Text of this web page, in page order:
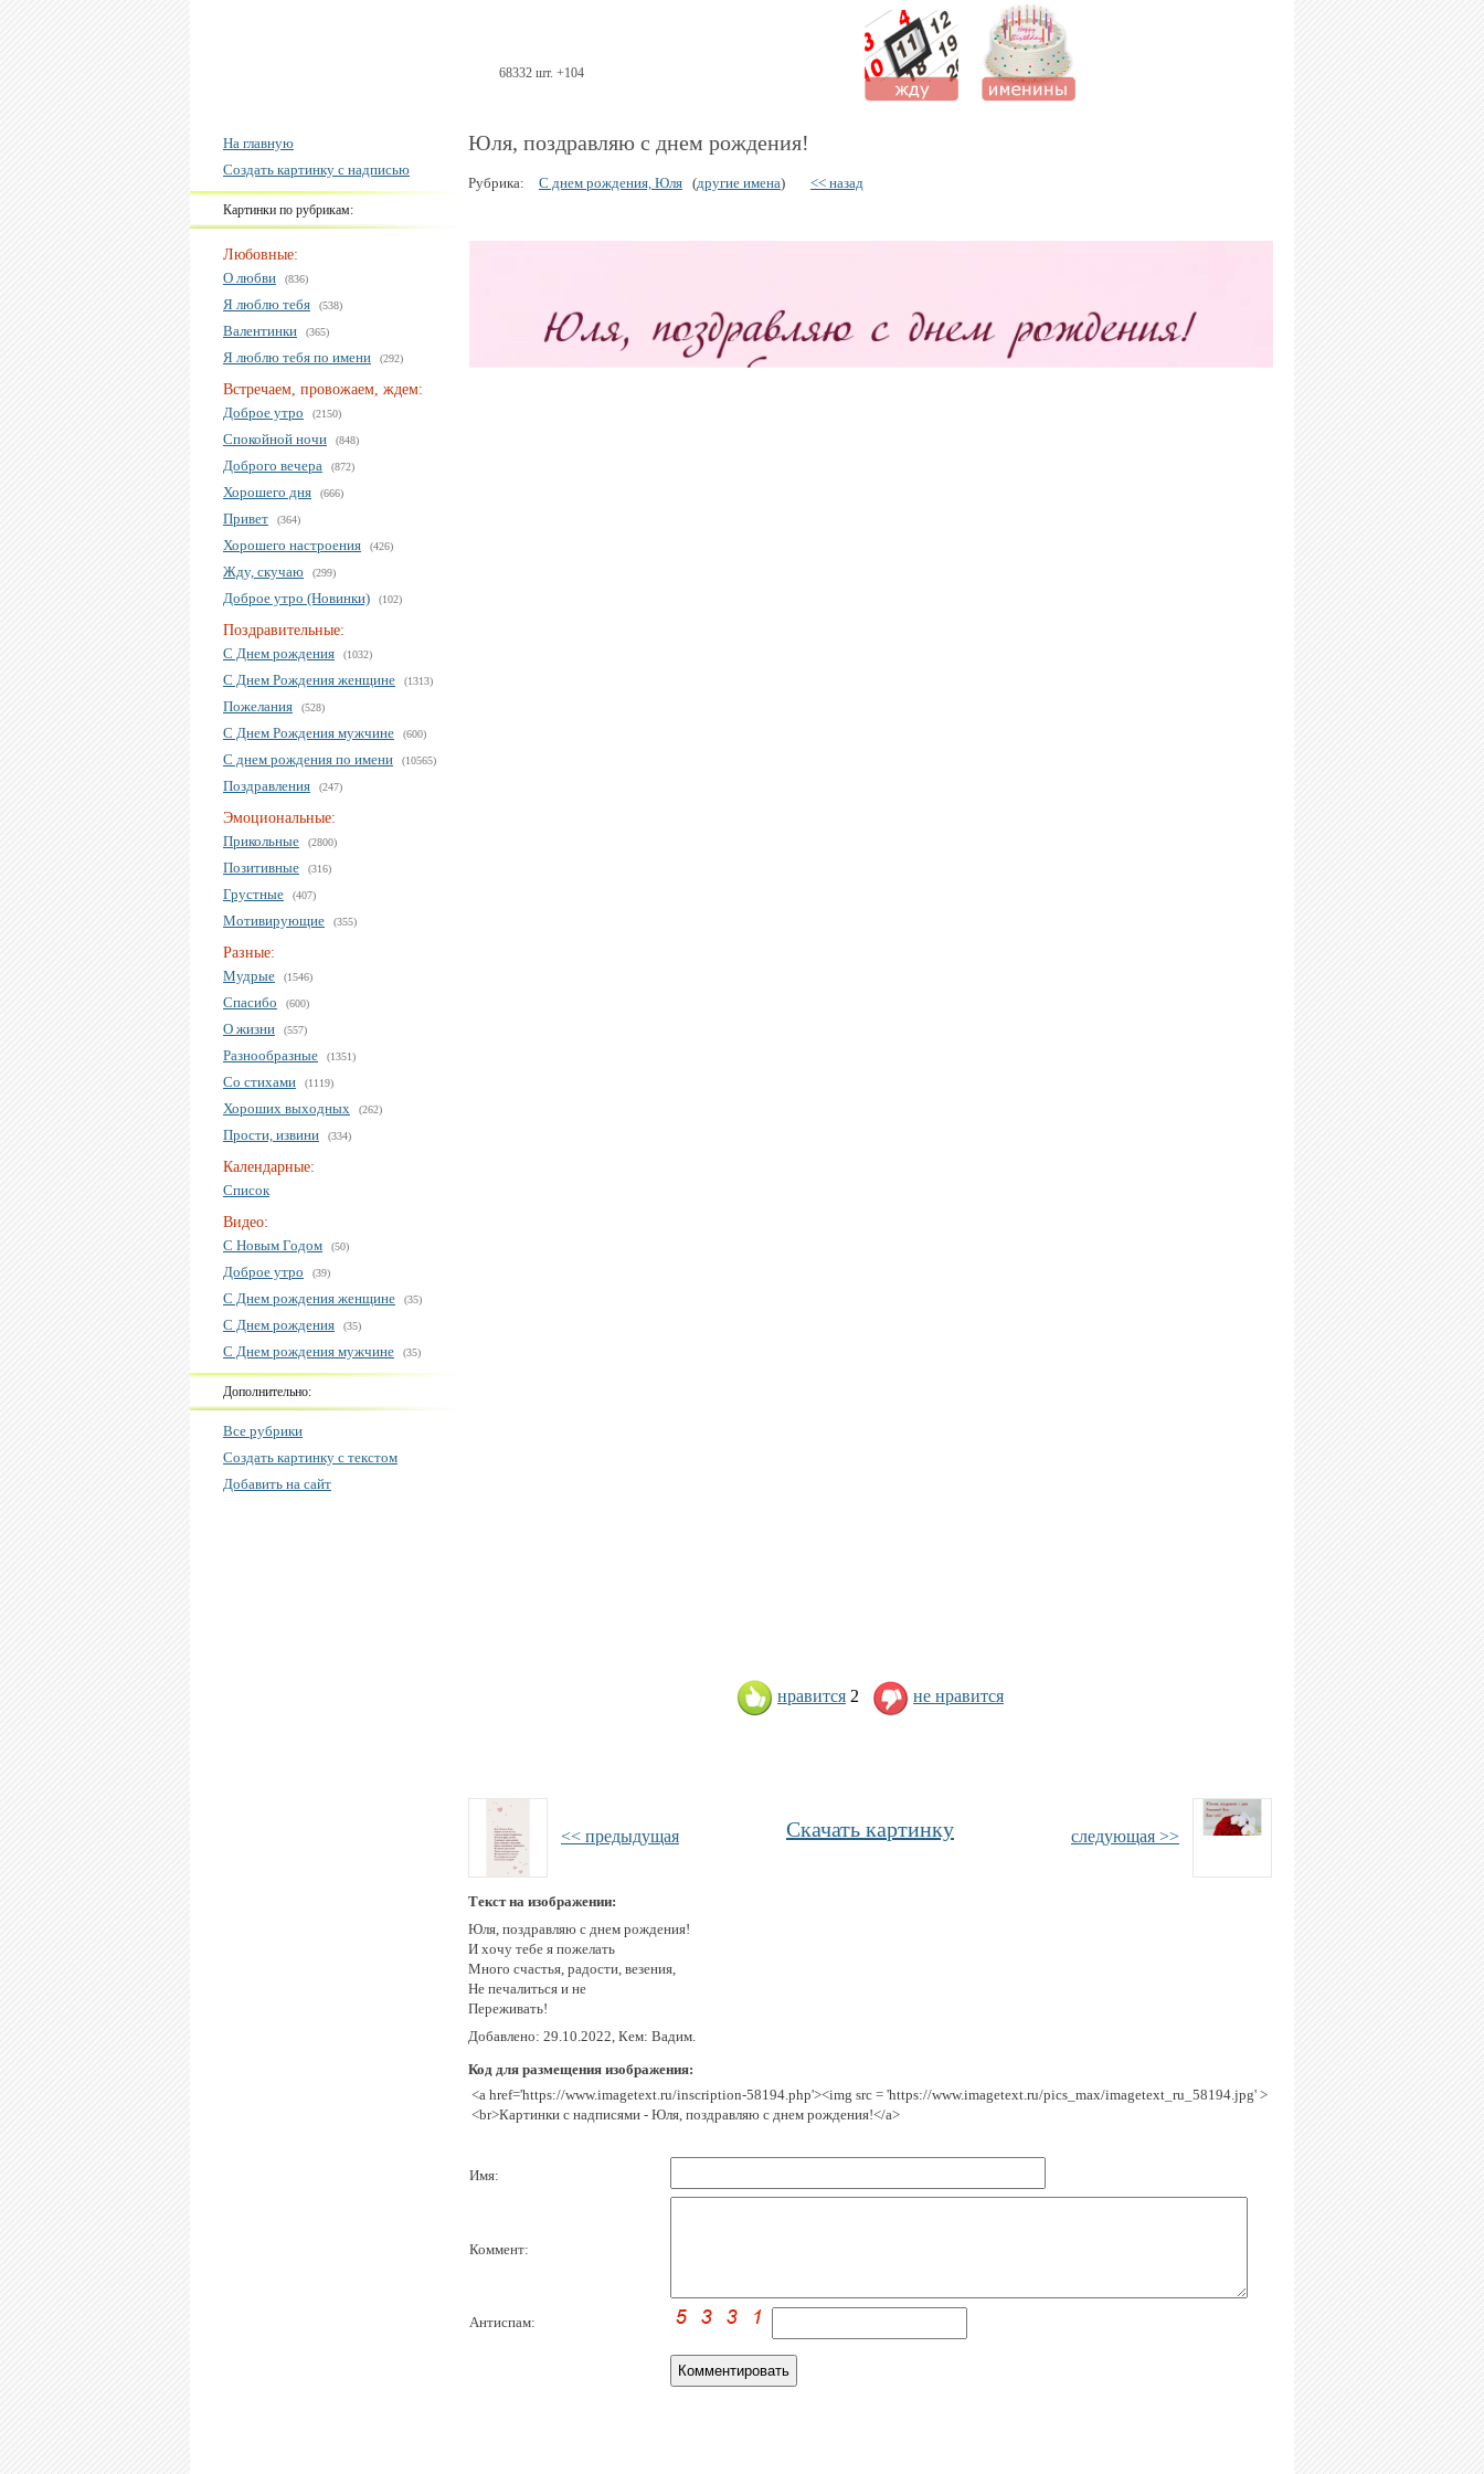
68332 шт. +104
На главную
Создать картинку с надписью
Картинки по рубрикам:
Любовные:
О любви
(836)
Я люблю тебя (538)
Валентинки (365)
Я люблю тебя по имени (292)
Встречаем, провожаем, ждем:
Доброе утро
(2150)
Спокойной ночи (848)
Доброго вечера (872)
Хорошего дня (666)
Привет (364)
Хорошего настроения (426)
Жду, скучаю (299)
Доброе утро (Новинки) (102)
Поздравительные:
С Днем рождения
(1032)
С Днем Рождения женщине (1313)
Пожелания (528)
С Днем Рождения мужчине (600)
С днем рождения по имени (10565)
Поздравления (247)
Эмоциональные:
Прикольные
(2800)
Позитивные (316)
Грустные (407)
Мотивирующие (355)
Разные:
Мудрые
(1546)
Спасибо (600)
О жизни (557)
Разнообразные (1351)
Со стихами (1119)
Хороших выходных (262)
Прости, извини (334)
Календарные:
Список
Видео:
С Новым Годом
(50)
Доброе утро (39)
С Днем рождения женщине (35)
С Днем рождения (35)
С Днем рождения мужчине (35)
Дополнительно:
Все рубрики
Создать картинку с текстом
Добавить на сайт
Юля, поздравляю с днем рождения!
Рубрика: С днем рождения, Юля (другие имена) << назад
нравится 2 не нравится
<< предыдущая следующая >>
Скачать картинку
Текст на изображении:
Юля, поздравляю с днем рождения!
И хочу тебе я пожелать
Много счастья, радости, везения,
Не печалиться и не
Переживать!
Добавлено: 29.10.2022, Кем: Вадим.
Код для размещения изображения:
<a href='https://www.imagetext.ru/inscription-58194.php'><img src = 'https://www.imagetext.ru/pics_max/imagetext_ru_58194.jpg' >
<br>Картинки с надписями - Юля, поздравляю с днем рождения!</a>
Имя:
Коммент:
Антиспам: